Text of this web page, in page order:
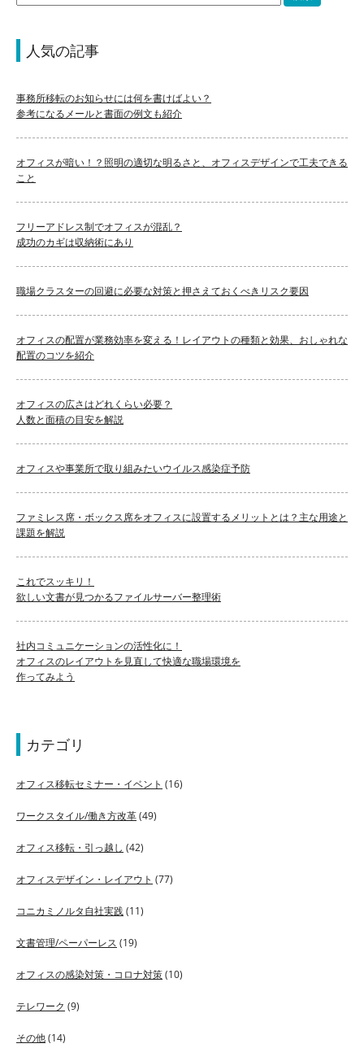
人気の記事
事務所移転のお知らせには何を書けばよい？
参考になるメールと書面の例文も紹介
オフィスが暗い！？照明の適切な明るさと、オフィスデザインで工夫できる
こと
フリーアドレス制でオフィスが混乱？
成功のカギは収納術にあり
職場クラスターの回避に必要な対策と押さえておくべきリスク要因
オフィスの配置が業務効率を変える！レイアウトの種類と効果、おしゃれな
配置のコツを紹介
オフィスの広さはどれくらい必要？
人数と面積の目安を解説
オフィスや事業所で取り組みたいウイルス感染症予防
ファミレス席・ボックス席をオフィスに設置するメリットとは？主な用途と
課題を解説
これでスッキリ！
欲しい文書が見つかるファイルサーバー整理術
社内コミュニケーションの活性化に！
オフィスのレイアウトを見直して快適な職場環境を
作ってみよう
カテゴリ
オフィス移転セミナー・イベント (16)
ワークスタイル/働き方改革(49)
オフィス移転・引っ越し (42)
オフィスデザイン・レイアウト (77)
コニカミノルタ自社実践(11)
文書管理/ペーパーレス (19)
オフィスの感染対策・コロナ対策(10)
テレワーク (9)
その他(14)